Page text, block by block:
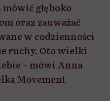
mówić głęboko
oraz zauważać
w codzienności
ruchy. Oto wielki
– mówi Anna
Movement